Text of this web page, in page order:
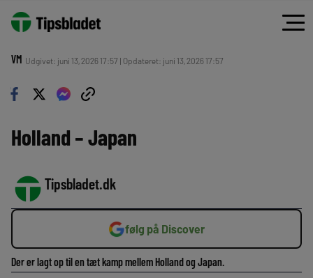
VM Udgivet: juni 13, 2026 17:57 | Opdateret: juni 13, 2026 17:57
Holland – Japan
Tipsbladet.dk
følg på Discover
Der er lagt op til en tæt kamp mellem Holland og Japan.